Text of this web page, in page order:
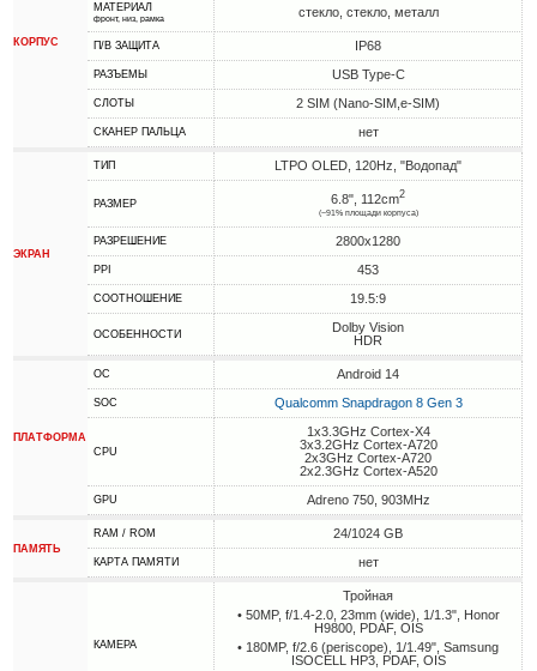
КОРПУС
МАТЕРИАЛ
фронт, низ, рамка стекло, стекло, металл
П/В ЗАЩИТА IP68
РАЗЪЕМЫ USB Type-C
СЛОТЫ 2 SIM (Nano-SIM,e-SIM)
СКАНЕР ПАЛЬЦА нет
ЭКРАН
ТИП LTPO OLED, 120Hz, "Водопад"
РАЗМЕР 6.8", 112cm2
(~91% площади корпуса)
РАЗРЕШЕНИЕ 2800x1280
PPI 453
СООТНОШЕНИЕ 19.5:9
ОСОБЕННОСТИ
Dolby Vision
HDR
ПЛАТФОРМА
ОС Android 14
SOC Qualcomm Snapdragon 8 Gen 3
CPU
1x3.3GHz Cortex-X4
3x3.2GHz Cortex-A720
2x3GHz Cortex-A720
2x2.3GHz Cortex-A520
GPU Adreno 750, 903MHz
ПАМЯТЬ
RAM / ROM 24/1024 GB
КАРТА ПАМЯТИ нет
КАМЕРА
Тройная
• 50MP, f/1.4-2.0, 23mm (wide), 1/1.3", Honor
H9800, PDAF, OIS
• 180MP, f/2.6 (periscope), 1/1.49", Samsung
ISOCELL HP3, PDAF, OIS